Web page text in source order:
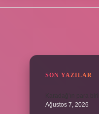
SON YAZILAR
Karadağ’ın para
Ağustos 7, 2026